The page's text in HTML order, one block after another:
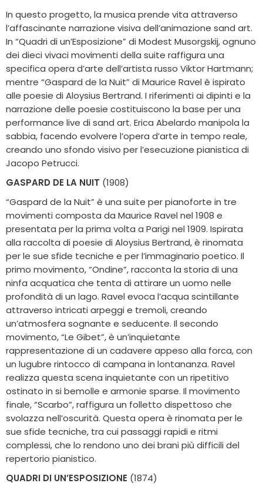
In questo progetto, la musica prende vita attraverso
l’affascinante narrazione visiva dell’animazione sand art.
In “Quadri di un’Esposizione” di Modest Musorgskij, ognuno
dei dieci vivaci movimenti della suite raffigura una
specifica opera d’arte dell’artista russo Viktor Hartmann;
mentre “Gaspard de la Nuit” di Maurice Ravel è ispirato
alle poesie di Aloysius Bertrand. I riferimenti ai dipinti e la
narrazione delle poesie costituiscono la base per una
performance live di sand art. Erica Abelardo manipola la
sabbia, facendo evolvere l’opera d’arte in tempo reale,
creando uno sfondo visivo per l’esecuzione pianistica di
Jacopo Petrucci.
GASPARD DE LA NUIT (1908)
“Gaspard de la Nuit” è una suite per pianoforte in tre
movimenti composta da Maurice Ravel nel 1908 e
presentata per la prima volta a Parigi nel 1909. Ispirata
alla raccolta di poesie di Aloysius Bertrand, è rinomata
per le sue sfide tecniche e per l’immaginario poetico. Il
primo movimento, “Ondine”, racconta la storia di una
ninfa acquatica che tenta di attirare un uomo nelle
profondità di un lago. Ravel evoca l’acqua scintillante
attraverso intricati arpeggi e tremoli, creando
un’atmosfera sognante e seducente. Il secondo
movimento, “Le Gibet”, è un’inquietante
rappresentazione di un cadavere appeso alla forca, con
un lugubre rintocco di campana in lontananza. Ravel
realizza questa scena inquietante con un ripetitivo
ostinato in si bemolle e armonie sparse. Il movimento
finale, “Scarbo”, raffigura un folletto dispettoso che
svolazza nell’oscurità. Questa opera è rinomata per le
sue sfide tecniche, tra cui passaggi rapidi e ritmi
complessi, che lo rendono uno dei brani più difficili del
repertorio pianistico.
QUADRI DI UN’ESPOSIZIONE (1874)